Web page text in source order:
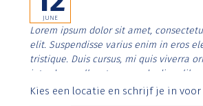
JUNE
Lorem ipsum dolor sit amet,
elit. Suspendisse varius enim in eros
tristique. Duis cursus, mi quis viverra
interdum nulla, ut commodo diam
Aenean faucibus nibh et justo cursus
Kies een locatie en schrijf je in